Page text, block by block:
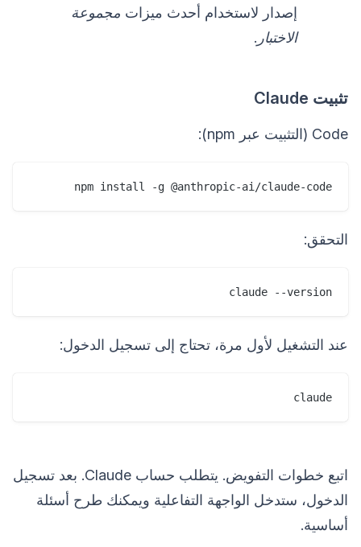
إصدار لاستخدام أحدث ميزات مجموعة
الاختبار .
تثبيت Claude
Code (التثبيت عبر npm):
npm install -g @anthropic-ai/claude-code
التحقق:
claude --version
عند التشغيل لأول مرة، تحتاج إلى تسجيل الدخول:
claude
اتبع خطوات التفويض. يتطلب حساب Claude. بعد تسجيل
الدخول، ستدخل الواجهة التفاعلية ويمكنك طرح أسئلة
أساسية.